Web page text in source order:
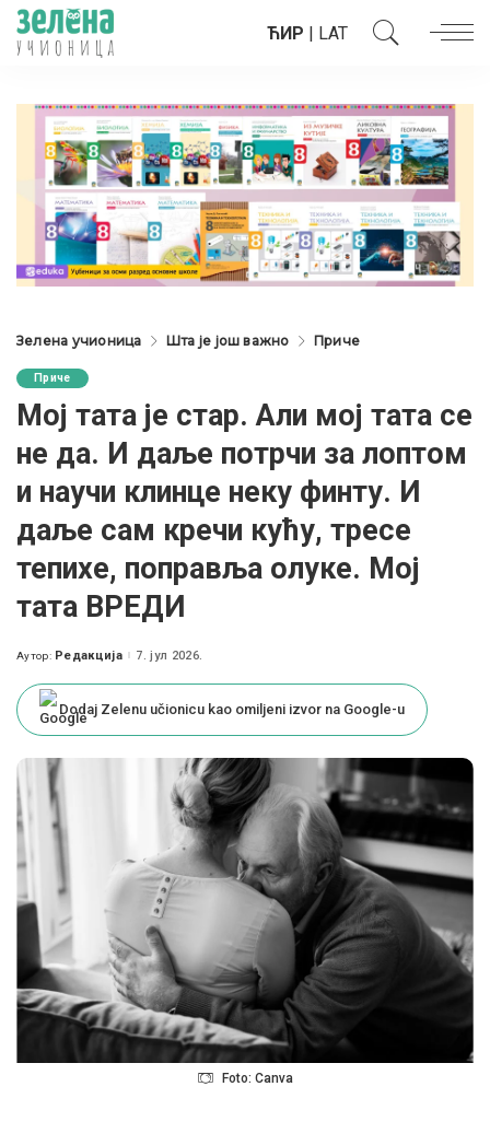
ЋИР | LAT
Зелена учионица Шта је још важно Приче
Приче
Мој тата је стар. Али мој тата се
не да. И даље потрчи за лоптом
и научи клинце неку финту. И
даље сам кречи кућу, тресе
тепихе, поправља олуке. Мој
тата ВРЕДИ
Posted
Аутор: Редакција 7. јул 2026.
Dodaj Zelenu učionicu kao omiljeni izvor na Google-u
Foto: Canva